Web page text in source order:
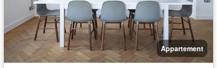
Appartement